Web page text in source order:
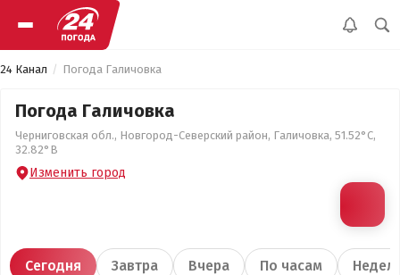
24 Канал Погода Галичовка
Погода Галичовка
Черниговская обл., Новгород-Северский район, Галичовка, 51.52°С,
32.82°В
Изменить город
Сегодня Завтра Вчера По часам